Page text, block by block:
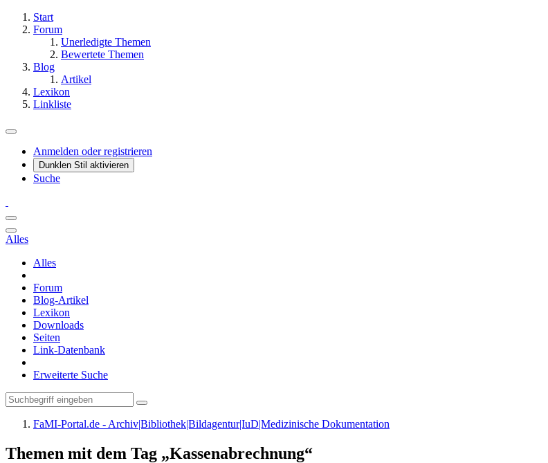
Start
Forum
Unerledigte Themen
Bewertete Themen
Blog
Artikel
Lexikon
Linkliste
Anmelden oder registrieren
Dunklen Stil aktivieren
Suche
Alles
Alles
Forum
Blog-Artikel
Lexikon
Downloads
Seiten
Link-Datenbank
Erweiterte Suche
FaMI-Portal.de - Archiv|Bibliothek|Bildagentur|IuD|Medizinische Dokumentation
Themen mit dem Tag „Kassenabrechnung“